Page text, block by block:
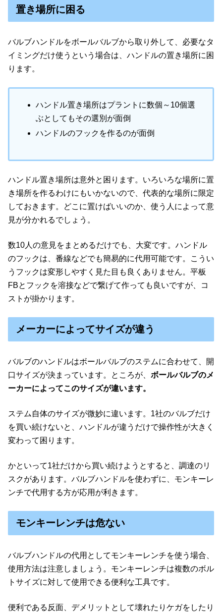
置き場所に困る
バルブハンドルをボールバルブから取り外して、必要なタ
イミングだけ使うという場合は、ハンドルの置き場所に困
ります。
ハンドル置き場所はプラントに数個～10個選
ぶとしてもその選別が面倒
ハンドルのフックを作るのが面倒
ハンドル置き場所は意外と困ります。いろいろな場所に置
き場所を作るわけにもいかないので、代表的な場所に限定
しておきます。どこに置けばいいのか、使う人によって意
見が分かれるでしょう。
数10人の意見をまとめるだけでも、大変です。ハンドル
のフックは、番線などでも簡易的に代用可能です。こうい
うフックは変形しやすく見た目も良くありません。平板
FBとフックを溶接などで繋げて作っても良いですが、コ
ストが掛かります。
メーカーによってサイズが違う
バルブのハンドルはボールバルブのステムに合わせて、開
口サイズが決まっています。ところが、 ボールバルブのメ
ーカーによってこのサイズが違います。
ステム自体のサイズが微妙に違います。1社のバルブだけ
を買い続けないと、ハンドルが違うだけで操作性が大きく
変わって困ります。
かといって1社だけから買い続けようとすると、調達のリ
スクがあります。バルブハンドルを使わずに、モンキーレ
ンチで代用する方が応用が利きます。
モンキーレンチは危ない
バルブハンドルの代用としてモンキーレンチを使う場合、
使用方法は注意しましょう。モンキーレンチは複数のボル
トサイズに対して使用できる便利な工具です。
便利である反面、デメリットとして壊れたりケガをしたり